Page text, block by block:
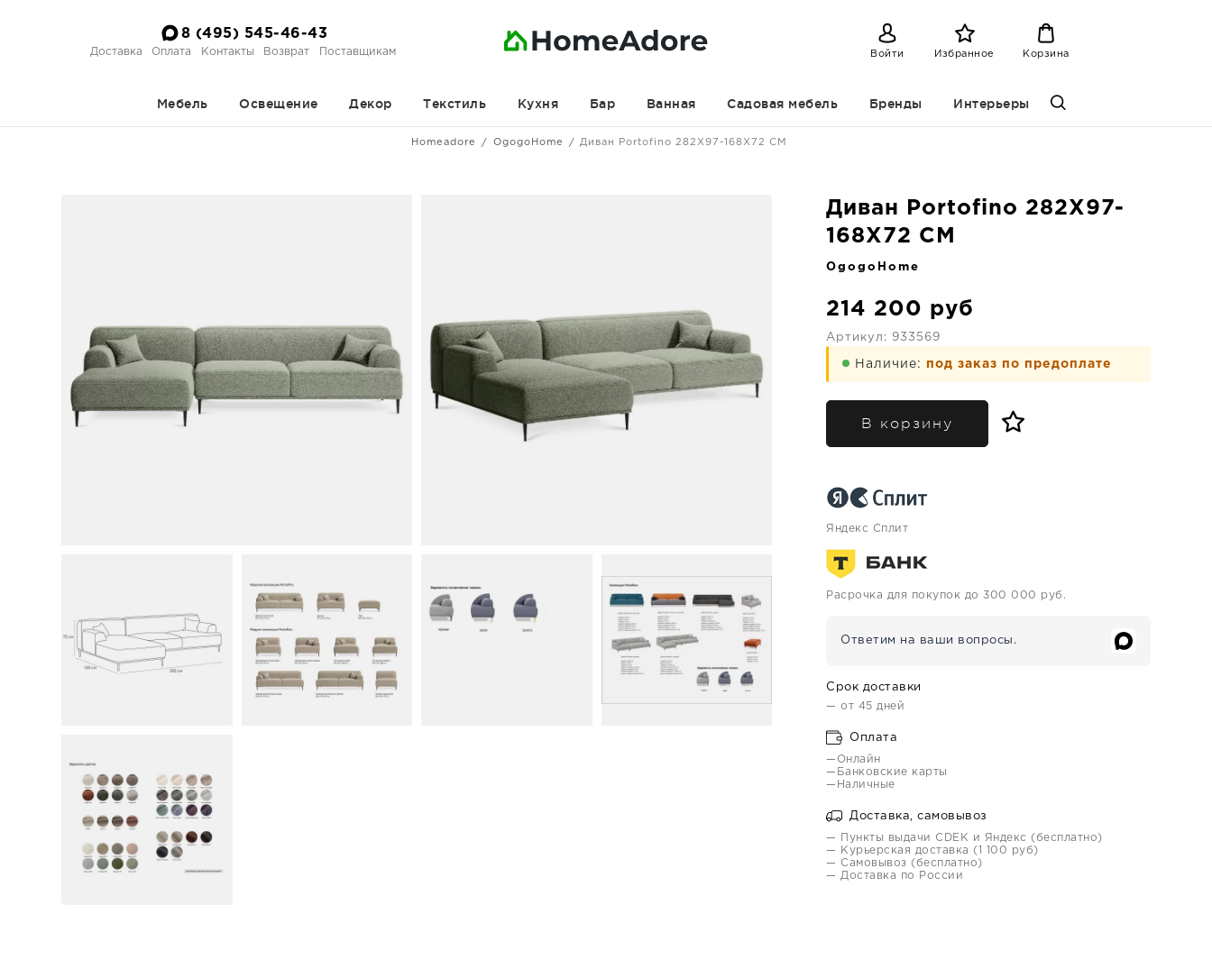
8 (495) 545-46-43
Доставка Оплата Контакты Возврат Поставщикам Войти Избранное Корзина
Мебель Освещение Декор Текстиль Кухня Бар Ванная Садовая мебель Бренды Интерьеры
Homeadore OgogoHome Диван Portofino 282X97-168X72 CM
Диван Portofino 282X97-
168X72 CM
OgogoHome
214 200 руб
Артикул: 933569
Наличие: под заказ по предоплате
В корзину
Яндекс Сплит
Расрочка для покупок до 300 000 руб.
Ответим на ваши вопросы.
Срок доставки
— от 45 дней
Оплата
—Онлайн
—Банковские карты
—Наличные
Доставка, самовывоз
— Пункты выдачи CDEK и Яндекс (бесплатно)
— Курьерская доставка (1 100 руб)
— Самовывоз (бесплатно)
— Доставка по России